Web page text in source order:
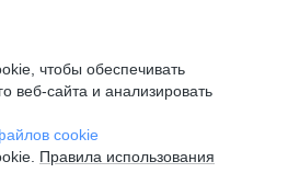
чтобы обеспечивать
веб-сайта и анализировать
cookie
Правила использования